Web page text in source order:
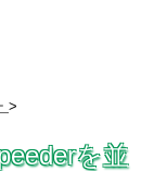
>
を並